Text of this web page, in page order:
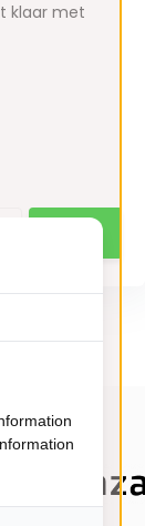
klaar met